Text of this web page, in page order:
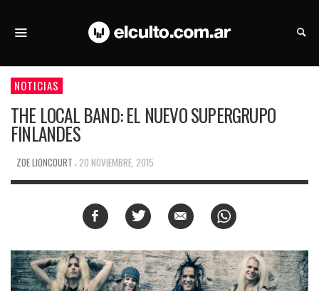
NOTICIAS
THE LOCAL BAND: EL NUEVO SUPERGRUPO
FINLANDES
ZOE LIONCOURT 20 NOVIEMBRE, 2015